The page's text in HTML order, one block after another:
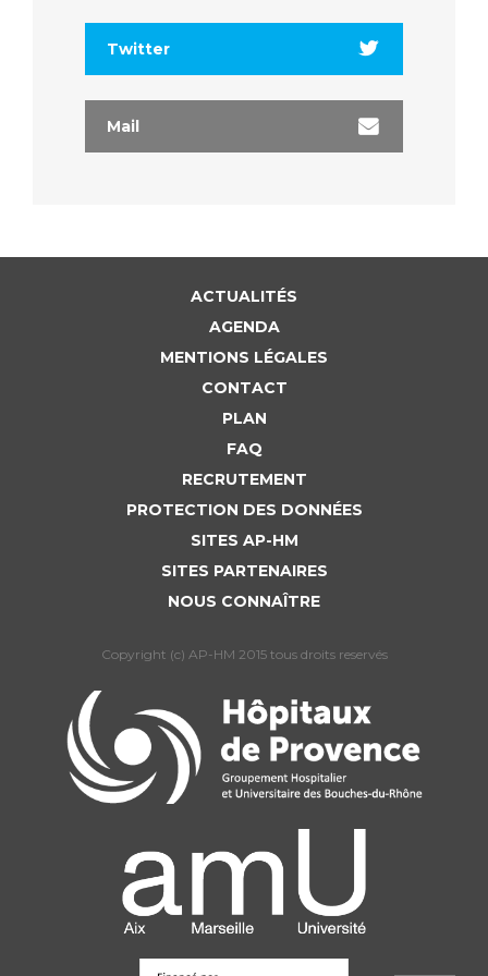
Qualité
Nos indicateurs qualité et de sécurité des soins
Les recherches en santé à l’AP-HM
Liste des marchés conclus
Twitter
Mail
ACTUALITÉS
AGENDA
MENTIONS LÉGALES
CONTACT
PLAN
FAQ
RECRUTEMENT
PROTECTION DES DONNÉES
SITES AP-HM
SITES PARTENAIRES
NOUS CONNAÎTRE
Copyright (c) AP-HM 2015 tous droits reservés